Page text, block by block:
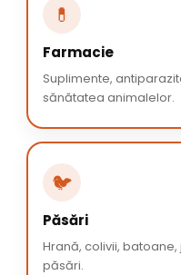
💊
Farmacie
Suplimente,
sănătatea animalelor.
🐦
Păsări
Hrană, colivii,
păsări.